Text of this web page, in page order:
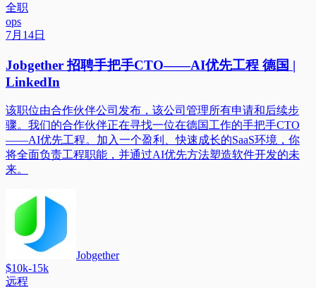
全职
ops
7月14日
Jobgether 招聘手把手CTO——AI优先工程 德国 |
LinkedIn
该职位由合作伙伴公司发布，该公司管理所有申请和后续步
骤。我们的合作伙伴正在寻找一位在德国工作的手把手CTO
——AI优先工程。加入一个盈利、快速成长的SaaS环境，你
将全面负责工程职能，并通过AI优先方法塑造软件开发的未
来。
Jobgether
$10k-15k
远程